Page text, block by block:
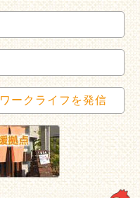
ークライフを発信